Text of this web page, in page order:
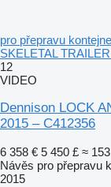
pro přepravu
SKELETAL
12
VIDEO
Dennison LOCK
2015 – C412356
6 358 € 5 450 £ ≈
Návěs pro přepravu
2015